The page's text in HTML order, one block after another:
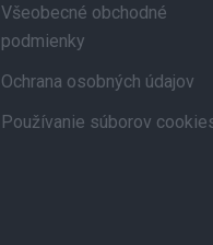
Všeobecné obchodné
podmienky
Ochrana osobných údajov
Používanie súborov